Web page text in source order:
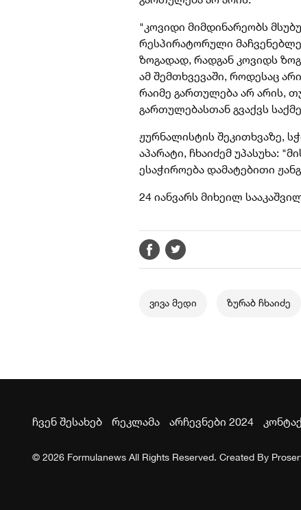
"კოვიდი მიმდინარეობს
რესპირატორული
ზოგადად, რადგან კოვიდს
ამ შემთხვევაში, როდესაც
რაიმე გართულება არ არის,
გართულებასთან გვაქვს
ჟურნალისტის შეკითხვაზე,
აპარატი, ჩხაიძემ უპასუხა:
ესაჭიროება დამატებითი
24 იანვარს მიხეილ
ვივა მედი ზურაბ ჩხაიძე
ჩვენ შესახებ რეკლამა არჩევნები 2024
© 2026 Formulanews All Rights Reserved. Created By